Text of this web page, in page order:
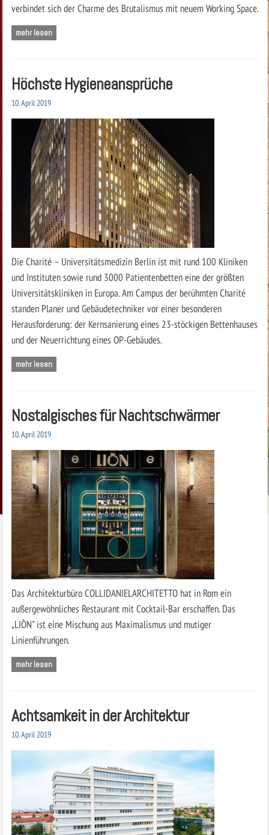
verbindet sich der Charme des Brutalismus mit neuem Working Space.
mehr lesen
Höchste Hygieneansprüche
10. April 2019
Die Charité – Universitätsmedizin Berlin ist mit rund 100 Kliniken
und Instituten sowie rund 3000 Patientenbetten eine der größten
Universitätskliniken in Europa. Am Campus der berühmten Charité
standen Planer und Gebäudetechniker vor einer besonderen
Herausforderung: der Kernsanierung eines 23-stöckigen Bettenhauses
und der Neuerrichtung eines OP-Gebäudes.
mehr lesen
Nostalgisches für Nachtschwärmer
10. April 2019
Das Architekturbüro COLLIDANIELARCHITETTO hat in Rom ein
außergewöhnliches Restaurant mit Cocktail-Bar erschaffen. Das
„LIÒN" ist eine Mischung aus Maximalismus und mutiger
Linienführungen.
mehr lesen
Achtsamkeit in der Architektur
10. April 2019